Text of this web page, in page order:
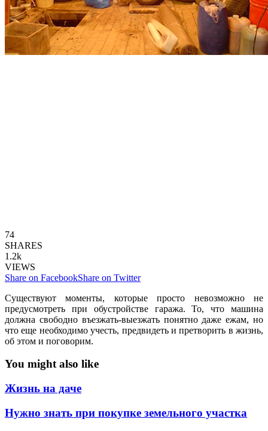
74
SHARES
1.2k
VIEWS
Share on FacebookShare on Twitter
Существуют моменты, которые просто невозможно не
предусмотреть при обустройстве гаража. То, что машина
должна свободно въезжать-выезжать понятно даже ежам, но
что еще необходимо учесть, предвидеть и претворить в жизнь,
об этом и поговорим.
You might also like
Жизнь на даче
Нужно знать при покупке земельного участка